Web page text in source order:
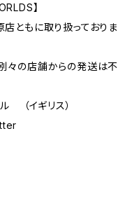
】
ともに取り扱っておりま
々の店舗からの発送は不
（イギリス）